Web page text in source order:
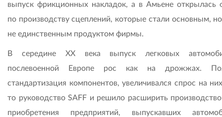
выпуск фрикционных накладок, а в Амьене открылась
по производству сцеплений, которые стали основным,
не единственным продуктом фирмы.
В середине ХХ века выпуск легковых
послевоенной Европе рос как на дрожжах.
стандартизация компонентов, увеличивался спрос на
то руководство SAFF и решило расширить производство
приобретения предприятий, выпускавших